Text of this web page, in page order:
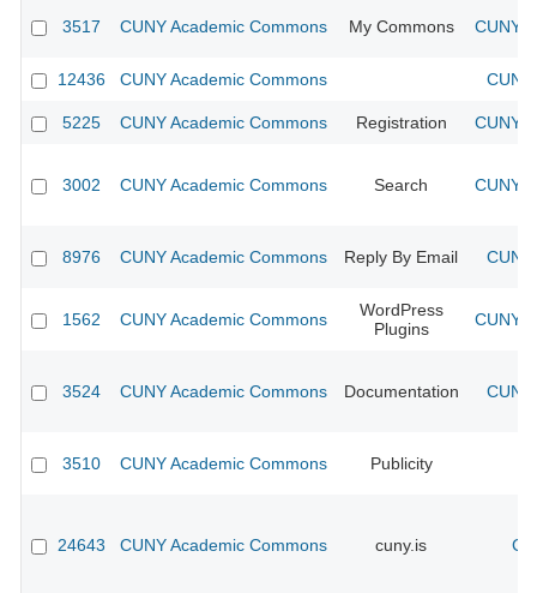
3517 CUNY Academic Commons My Commons CUNY
12436 CUNY Academic Commons
5225 CUNY Academic Commons Registration CUNY
3002 CUNY Academic Commons Search CUNY
8976 CUNY Academic Commons Reply By Email
1562 CUNY Academic Commons
WordPress
Plugins
CUNY
3524 CUNY Academic Commons Documentation
3510 CUNY Academic Commons Publicity
24643 CUNY Academic Commons cuny.is